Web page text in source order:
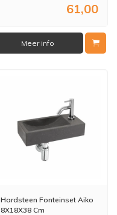
61,00
Meer info
Hardsteen Fonteinset Aiko
8X18X38 Cm